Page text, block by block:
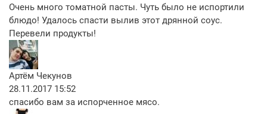
Очень много томатной пасты. Чуть было не испортили
блюдо! Удалось спасти вылив этот дрянной соус.
Перевели продукты!
Артём Чекунов
28.11.2017 15:52
спасибо вам за испорченное мясо.